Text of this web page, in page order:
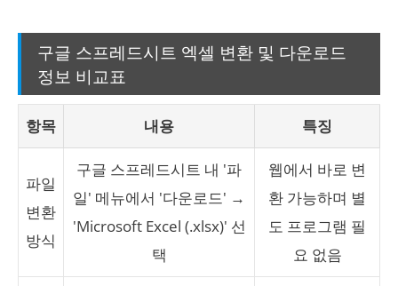
구글 스프레드시트 엑셀 변환 및 다운로드
정보 비교표
항목 내용 특징
파일
변환
방식
구글 스프레드시트 내 '파
일' 메뉴에서 '다운로드' →
'Microsoft Excel (.xlsx)' 선
택
웹에서 바로 변
환 가능하며 별
도 프로그램 필
요 없음